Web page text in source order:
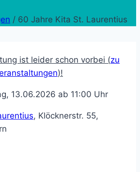
/ 60 Jahre Kita St. Laurentius
ist leider schon vorbei (zu
)!
13.06.2026 ab 11:00 Uhr
, Klöcknerstr. 55,